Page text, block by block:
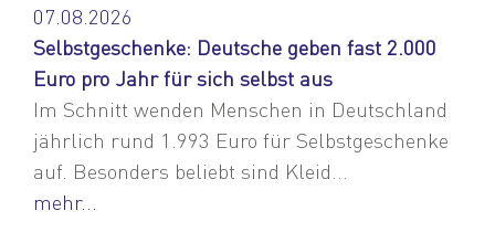
07.08.2026
Selbstgeschenke: Deutsche geben fast 2.000
Euro pro Jahr für sich selbst aus
Im Schnitt wenden Menschen in Deutschland
jährlich rund 1.993 Euro für Selbstgeschenke
auf. Besonders beliebt sind Kleid...
mehr...